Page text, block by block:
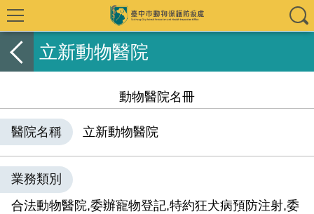
立新動物醫院
動物醫院名冊
醫院名稱 立新動物醫院
業務類別
合法動物醫院,委辦寵物登記,特約狂犬病預防注射,委